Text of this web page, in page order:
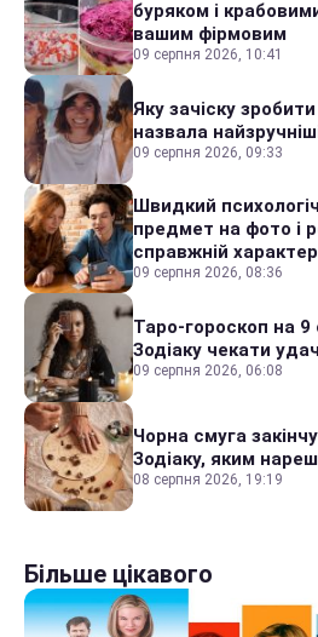
буряком і
вашим фірмовим
09 серпня 2026, 10:41
Яку зачіску
назвала
09 серпня 2026, 09:33
Швидкий
предмет на фото і
справжній характер
09 серпня 2026, 08:36
Таро-гороскоп на
Зодіаку чекати
09 серпня 2026, 06:08
Чорна смуга
Зодіаку, яким
08 серпня 2026, 19:19
Більше цікавого